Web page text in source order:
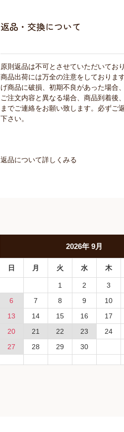
返品・交換について
原則返品は不可とさせていただいてお
商品出荷には万全の注意をしておりま
げ商品に破損、初期不良があった場合
ご注文内容と異なる場合、商品到着後
までご連絡をお願い致します。必ずご
下さい。
返品について詳しくみる
2026年9月
日 月 火 水 木
1 2
3
6
7 8 9
10
13
14 15 16
17
20
21 22 23
24
27
28 29 30